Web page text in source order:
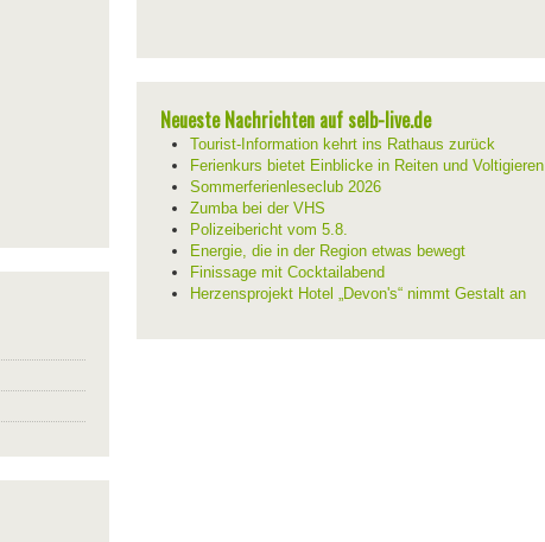
Neueste Nachrichten auf selb-live.de
Tourist-Information kehrt ins Rathaus zurück
Ferienkurs bietet Einblicke in Reiten und Voltigieren
Sommerferienleseclub 2026
Zumba bei der VHS
Polizeibericht vom 5.8.
Energie, die in der Region etwas bewegt
Finissage mit Cocktailabend
Herzensprojekt Hotel „Devon's“ nimmt Gestalt an